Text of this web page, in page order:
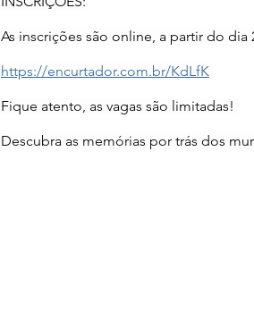
As inscrições são online, a partir do
https://encurtador.com.br/KdLfK
Fique atento, as vagas são limitadas!
Descubra as memórias por trás dos